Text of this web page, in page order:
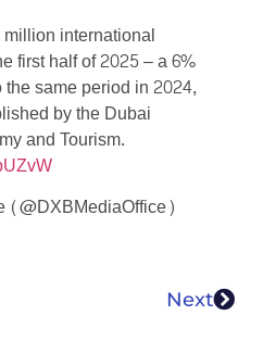
international
first half of 2025 – a 6%
same period in 2024,
by the Dubai
and Tourism.
(@DXBMediaOffice)
Next